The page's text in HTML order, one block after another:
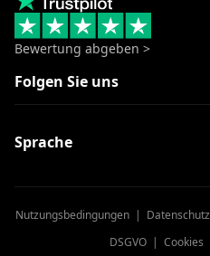
Bewertung abgeben >
Folgen Sie uns
Sprache
Nutzungsbedingungen| Datenschutz
DSGVO| Cookies